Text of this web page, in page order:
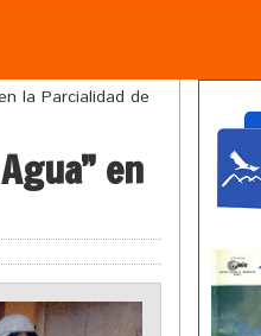
la Parcialidad de
en